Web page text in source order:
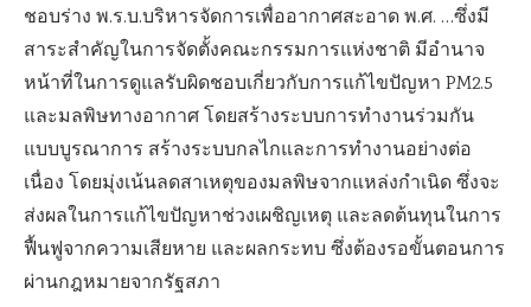
ชอบร่าง พ.ร.บ.บริหารจัดการเพื่ออากาศสะอาด พ.ศ. …ซึ่งมี
สาระสำคัญในการจัดตั้งคณะกรรมการแห่งชาติ มีอำนาจ
หน้าที่ในการดูแลรับผิดชอบเกี่ยวกับการแก้ไขปัญหา PM2.5
และมลพิษทางอากาศ โดยสร้างระบบการทำงานร่วมกัน
แบบบูรณาการ สร้างระบบกลไกและการทำงานอย่างต่อ
เนื่อง โดยมุ่งเน้นลดสาเหตุของมลพิษจากแหล่งกำเนิด ซึ่งจะ
ส่งผลในการแก้ไขปัญหาช่วงเผชิญเหตุ และลดต้นทุนในการ
ฟื้นฟูจากความเสียหาย และผลกระทบ ซึ่งต้องรอขั้นตอนการ
ผ่านกฎหมายจากรัฐสภา